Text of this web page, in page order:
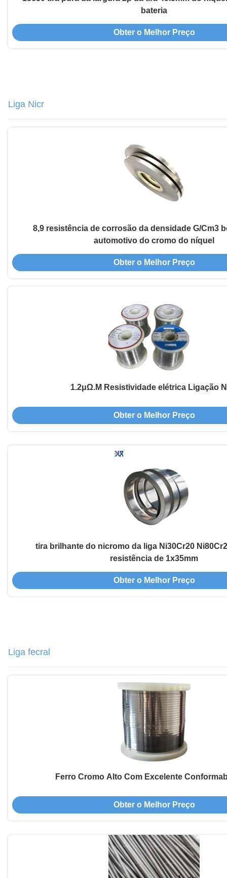
bateria
Obter o Melhor Preço
Liga Nicr
8,9 resistência de corrosão da densidade G/Cm3
automotivo do cromo do níquel
Obter o Melhor Preço
1.2μΩ.M Resistividade elétrica Ligação
Obter o Melhor Preço
tira brilhante do nicromo da liga Ni30Cr20
resistência de 1x35mm
Obter o Melhor Preço
Liga fecral
Ferro Cromo Alto Com Excelente
Obter o Melhor Preço